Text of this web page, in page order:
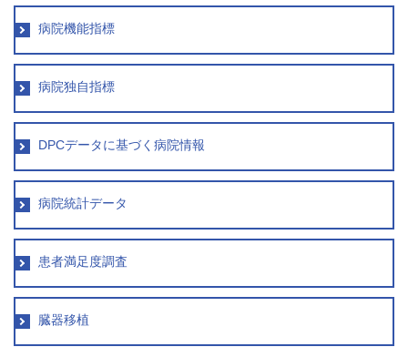
病院機能指標
病院独自指標
DPCデータに基づく病院情報
病院統計データ
患者満足度調査
臓器移植